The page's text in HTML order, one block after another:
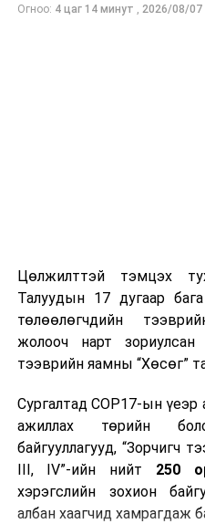
Огноо: 4 цаг 14 минут , 2026/08/07
Цөлжилттэй тэмцэх
Талуудын 17 дугаар
төлөөлөгчдийн
жолооч нарт
тээврийн яамны “Хөсөг”
Сургалтад COP17-ын
ажиллах төрийн
байгууллагууд, “Зорчигч
III, IV”-ийн нийт 250
хэрэгслийн зохион
албан хаагчид хамрагдаж